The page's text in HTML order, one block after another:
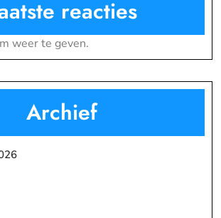
reacties
weer te geven.
Archief